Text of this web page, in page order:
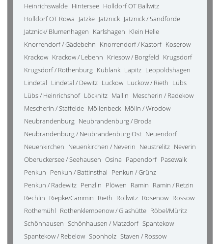
Heinrichswalde Hintersee Holldorf OT Ballwitz
Holldorf OT Rowa Jatzke Jatznick Jatznick / Sandförde
Jatznick/ Blumenhagen Karlshagen Klein Helle
Knorrendorf / Gädebehn Knorrendorf / Kastorf Koserow
Krackow Krackow / Lebehn Kriesow / Borgfeld Krugsdorf
Krugsdorf / Rothenburg Kublank Lapitz Leopoldshagen
Lindetal Lindetal / Dewitz Luckow Luckow / Rieth Lübs
Lübs / Heinrichshof Löcknitz Mallin Mescherin / Radekow
Mescherin / Staffelde Möllenbeck Mölln / Wrodow
Neubrandenburg Neubrandenburg / Broda
Neubrandenburg / Neubrandenburg Ost Neuendorf
Neuenkirchen Neuenkirchen / Neverin Neustrelitz Neverin
Oberuckersee / Seehausen Osina Papendorf Pasewalk
Penkun Penkun / Battinsthal Penkun / Grünz
Penkun / Radewitz Penzlin Plöwen Ramin Ramin / Retzin
Rechlin Riepke/Cammin Rieth Rollwitz Rosenow Rossow
Rothemühl Rothenklempenow / Glashütte Röbel/Müritz
Schönhausen Schönhausen / Matzdorf Spantekow
Spantekow / Rebelow Sponholz Staven / Rossow